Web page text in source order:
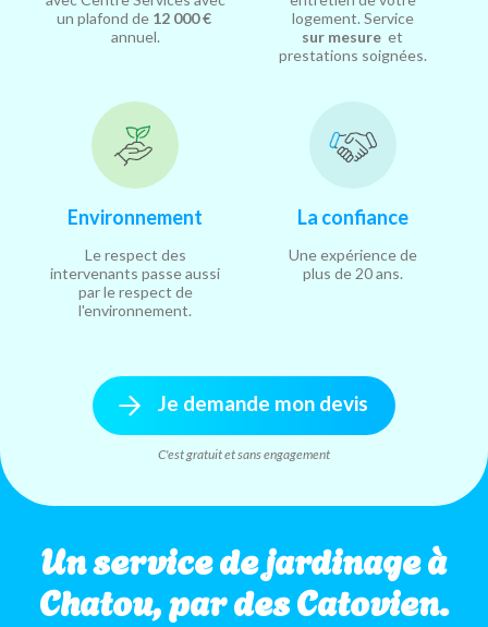
un plafond de 12 000 €
annuel.
logement. Service
sur mesure et
prestations soignées.
Environnement
Le respect des
intervenants passe aussi
par le respect de
l'environnement.
La confiance
Une expérience de
plus de 20 ans.
Je demande mon devis
C'est gratuit et sans engagement
Un service de jardinage à
Chatou, par des Catovien.